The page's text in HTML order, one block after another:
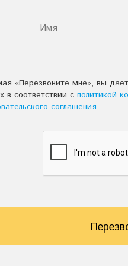
«Перезвоните мне», вы
в соответствии с политикой
соглашения.